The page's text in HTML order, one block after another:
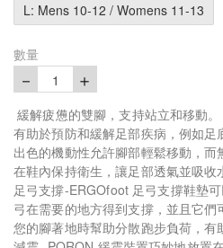
L: Mens 10-12 / Womens 11-13
數量
－ 1 ＋
緩解疲憊的雙腳，支持站立和移動。
有助於預防和緩解足部疾病，例如足
出色的機動性允許腳部輕鬆移動，而
在鞋內保持衛生，讓足部透氣並吸收
足弓支撐-ERGOfoot 足弓支撐鞋墊
弓在需要的地方得到支撐，並且它
您的腳著地時幫助分散跑步負荷，有